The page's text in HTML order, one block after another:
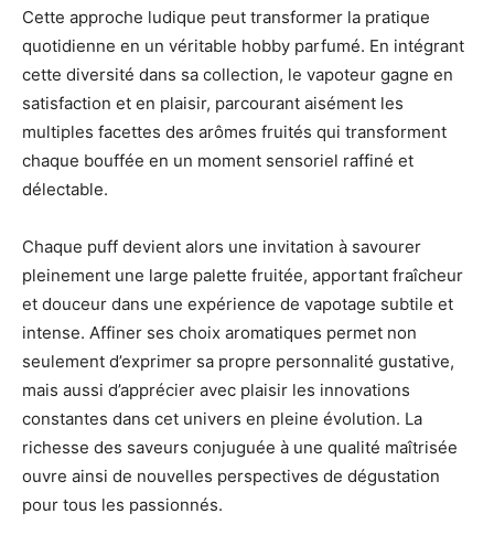
Cette approche ludique peut transformer la pratique
quotidienne en un véritable hobby parfumé. En intégrant
cette diversité dans sa collection, le vapoteur gagne en
satisfaction et en plaisir, parcourant aisément les
multiples facettes des arômes fruités qui transforment
chaque bouffée en un moment sensoriel raffiné et
délectable.
Chaque puff devient alors une invitation à savourer
pleinement une large palette fruitée, apportant fraîcheur
et douceur dans une expérience de vapotage subtile et
intense. Affiner ses choix aromatiques permet non
seulement d’exprimer sa propre personnalité gustative,
mais aussi d’apprécier avec plaisir les innovations
constantes dans cet univers en pleine évolution. La
richesse des saveurs conjuguée à une qualité maîtrisée
ouvre ainsi de nouvelles perspectives de dégustation
pour tous les passionnés.